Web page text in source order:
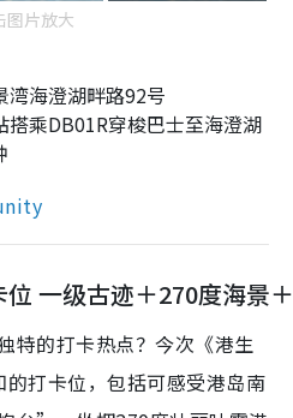
图片放大
湾海澄湖畔路92号
搭乘DB01R穿梭巴士至海澄湖
一级古迹＋270度海景
特的打卡热点？今次《港生
打卡位，包括可感受港岛南